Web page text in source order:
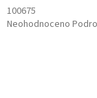
100675
Průměrné
Neohodnoceno